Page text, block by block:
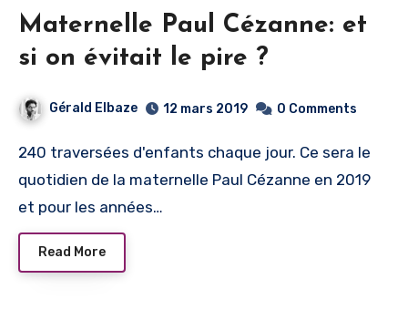
Maternelle Paul Cézanne: et
si on évitait le pire ?
Gérald Elbaze 12 mars 2019 0 Comments
240 traversées d'enfants chaque jour. Ce sera le
quotidien de la maternelle Paul Cézanne en 2019
et pour les années…
Read More